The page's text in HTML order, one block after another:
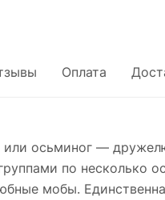
Оплата
или осьминог —
по несколько
мобы.